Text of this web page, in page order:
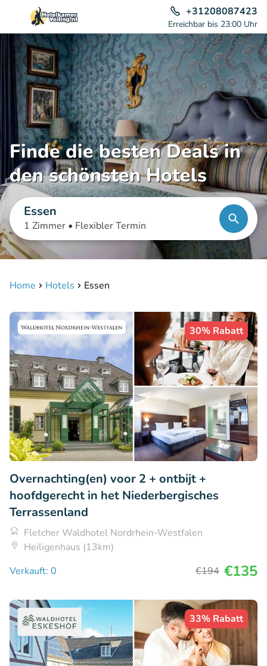
+31208087423
Erreichbar bis 23:00 Uhr
Finde die besten Deals in
den schönsten Hotels
Essen
1 Zimmer • Flexibler Termin
Home Hotels Essen
30% Rabatt
Overnachting(en) voor 2 + ontbijt +
hoofdgerecht in het Niederbergisches
Terrassenland
Fletcher Waldhotel Nordrhein-Westfalen
Heiligenhaus (13km)
Verkauft: 0
€194 €135
33% Rabatt